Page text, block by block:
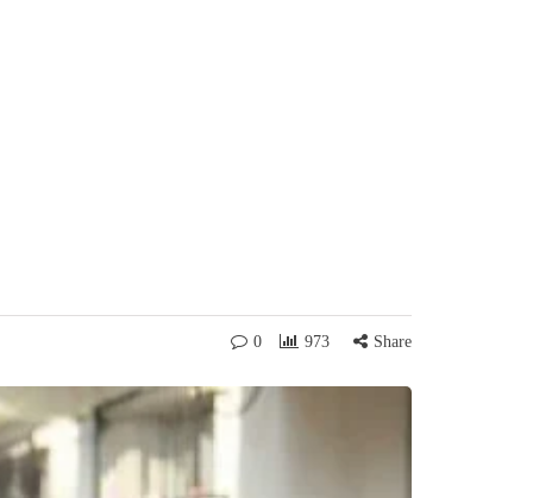
0 973 Share